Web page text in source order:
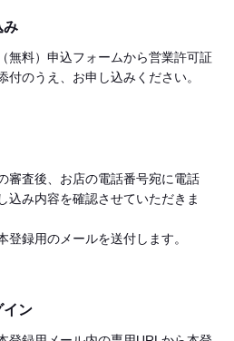
み
無料）申込フォームから営業許可証
付のうえ、お申し込みください。
審査後、お店の電話番号宛に電話
込み内容を確認させていただきま
登録用のメールを送付します。
イン